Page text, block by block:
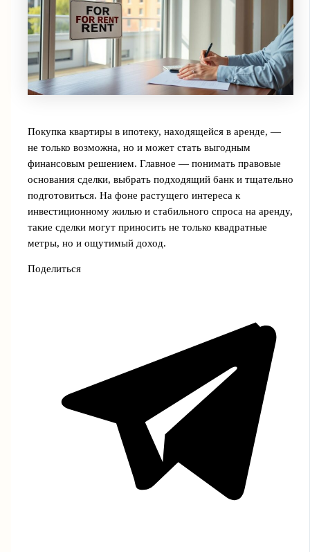
Покупка квартиры в ипотеку, находящейся в аренде, —
не только возможна, но и может стать выгодным
финансовым решением. Главное — понимать правовые
основания сделки, выбрать подходящий банк и тщательно
подготовиться. На фоне растущего интереса к
инвестиционному жилью и стабильного спроса на аренду,
такие сделки могут приносить не только квадратные
метры, но и ощутимый доход.
Поделиться